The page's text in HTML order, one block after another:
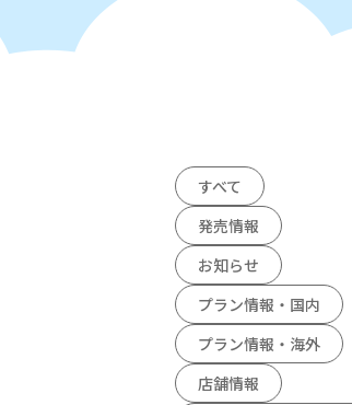
すべて
発売情報
お知らせ
プラン情報・国内
プラン情報・海外
店舗情報